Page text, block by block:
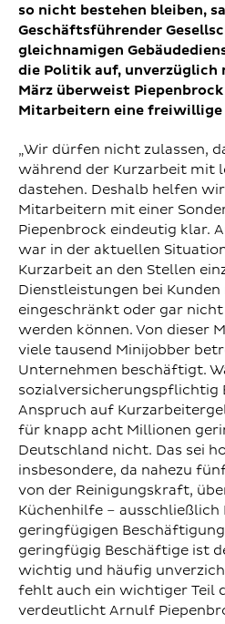
so nicht bestehen bleiben,
Geschäftsführender
gleichnamigen
die Politik auf, unverzüglich
März überweist
Mitarbeitern eine freiwillige
„Wir dürfen nicht zulassen,
während der Kurzarbeit mit
dastehen. Deshalb helfen
Mitarbeitern mit einer
Piepenbrock eindeutig klar.
war in der aktuellen
Kurzarbeit an den Stellen
Dienstleistungen bei
eingeschränkt oder gar
werden können. Von dieser
viele tausend Minijobber
Unternehmen beschäftigt.
sozialversicherungspflichtig
Anspruch auf
für knapp acht Millionen
Deutschland nicht. Das sei
insbesondere, da nahezu
von der Reinigungskraft,
Küchenhilfe –
geringfügigen
geringfügig Beschäftige ist
wichtig und häufig
fehlt auch ein wichtiger Teil
verdeutlicht Arnulf